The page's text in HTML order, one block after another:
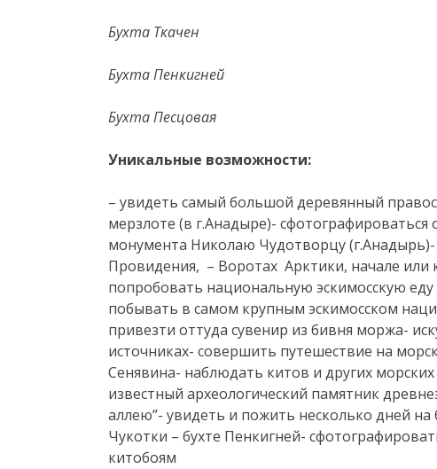
Бухта Ткачен
Бухта Пенкигней
Бухта Песцовая
Уникальные возможности:
– увидеть самый большой деревянный
мерзлоте (в г.Анадыре)-
монумента Николаю Чудотворцу
Провидения, – Воротах Арктики, начале или
попробовать национальную эскимосскую
побывать в самом крупным эскимосском
привезти оттуда сувенир из бивня моржа-
источниках- совершить путешествие на
Сенявина- наблюдать китов и других
известный археологический памятник
аллею”- увидеть и пожить несколько дней
Чукотки – бухте Пенкигней-
китобоям